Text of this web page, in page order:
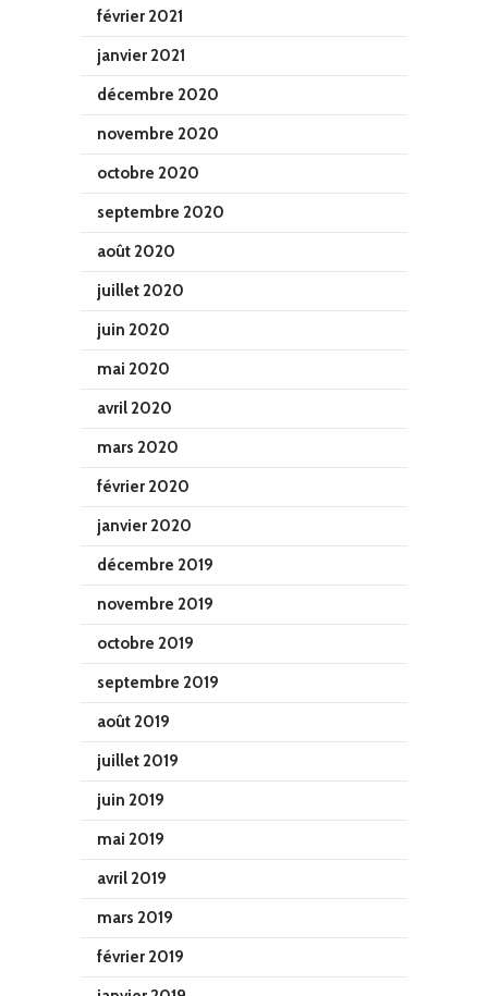
février 2021
janvier 2021
décembre 2020
novembre 2020
octobre 2020
septembre 2020
août 2020
juillet 2020
juin 2020
mai 2020
avril 2020
mars 2020
février 2020
janvier 2020
décembre 2019
novembre 2019
octobre 2019
septembre 2019
août 2019
juillet 2019
juin 2019
mai 2019
avril 2019
mars 2019
février 2019